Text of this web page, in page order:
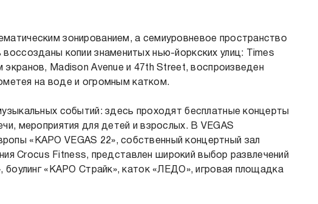
зонированием, а семиуровневое пространство
копии знаменитых нью-йоркских улиц: Times
Madison Avenue и 47th Street, воспроизведен
на воде и огромным катком.
событий: здесь проходят бесплатные концерты
мероприятия для детей и взрослых. В VEGAS
«КАРО VEGAS 22», собственный концертный зал
Crocus Fitness, представлен широкий выбор развлечений
боулинг «КАРО Страйк», каток «ЛЕДО», игровая площадка